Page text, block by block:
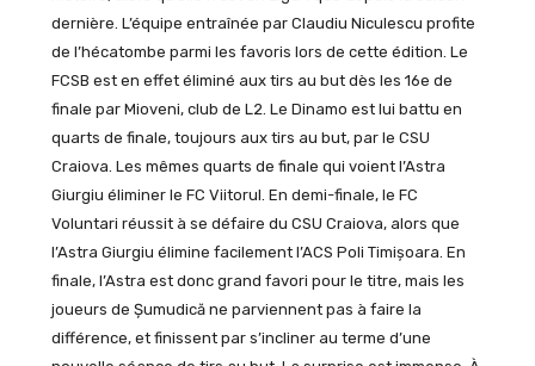
dernière. L’équipe entraînée par Claudiu Niculescu profite
de l’hécatombe parmi les favoris lors de cette édition. Le
FCSB est en effet éliminé aux tirs au but dès les 16e de
finale par Mioveni, club de L2. Le Dinamo est lui battu en
quarts de finale, toujours aux tirs au but, par le CSU
Craiova. Les mêmes quarts de finale qui voient l’Astra
Giurgiu éliminer le FC Viitorul. En demi-finale, le FC
Voluntari réussit à se défaire du CSU Craiova, alors que
l’Astra Giurgiu élimine facilement l’ACS Poli Timișoara. En
finale, l’Astra est donc grand favori pour le titre, mais les
joueurs de Șumudică ne parviennent pas à faire la
différence, et finissent par s’incliner au terme d’une